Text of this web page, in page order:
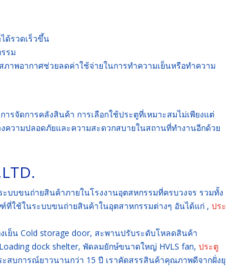
ด้รวดเร็วขึ้น
รม
าพอากาศช่วยลดค่าใช้จ่ายในการทำความเย็นหรือทำความ
จัดการคลังสินค้า การเลือกใช้ประตูที่เหมาะสมไม่เพียงแต่
ความปลอดภัยและความสะดวกสบายในสถานที่ทำงานอีกด้วย
บบขนถ่ายสินค้าภายในโรงงานอุตสหกรรมที่ครบวงจร รวมทั้ง
ใช้ในระบบขนถ่ายสินค้าในอุตสาหกรรมต่างๆ อันได้แก่ , ประ
เย็น Cold storage door, สะพานปรับระดับโหลดสินค้า
dock shelter, พัดลมยักษ์ขนาดใหญ่ HVLS fan, ประตู
สบการณ์ยาวนานกว่า 15 ปี เราคัดสรรสินค้าคุณภาพดีจากฝั่งยุ